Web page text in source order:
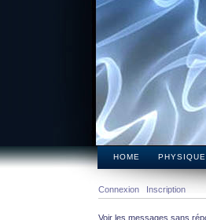
HOME PHYSIQUE
Connexion Inscription
Voir les messages sans